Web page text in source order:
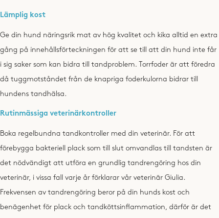
Lämplig kost
Ge din hund näringsrik mat av hög kvalitet och kika alltid en extra
gång på innehållsförteckningen för att se till att din hund inte får
i sig saker som kan bidra till tandproblem. Torrfoder är att föredra
då tuggmotståndet från de knapriga foderkulorna bidrar till
hundens tandhälsa.
Rutinmässiga veterinärkontroller
Boka regelbundna tandkontroller med din veterinär. För att
förebygga bakteriell plack som till slut omvandlas till tandsten är
det nödvändigt att utföra en grundlig tandrengöring hos din
veterinär, i vissa fall varje år förklarar vår veterinär Giulia.
Frekvensen av tandrengöring beror på din hunds kost och
benägenhet för plack och tandköttsinflammation, därför är det